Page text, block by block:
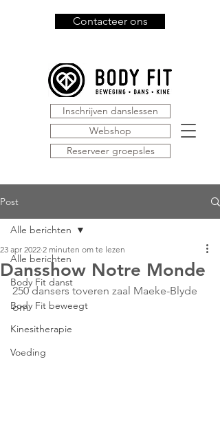
Inschrijven danslessen
Webshop
Reserveer groepsles
Contacteer ons
Post
Alle berichten
Body Fit danst
Body Fit beweegt
Kinesitherapie
Voeding
Alle berichten
Dansshow Notre Monde
23 apr 2022 2 minuten om te lezen
250 dansers toveren zaal Maeke-Blyde
om